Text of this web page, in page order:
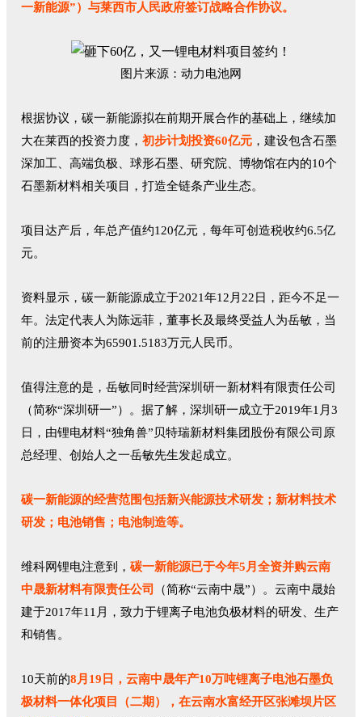
一新能源”）与莱西市人民政府签订战略合作协议。
图片来源：动力电池网
根据协议，碳一新能源拟在前期开展合作的基础上，继续加
大在莱西的投资力度， 初步计划投资60亿元 ，建设包含石墨
深加工、高端负极、球形石墨、研究院、博物馆在内的10个
石墨新材料相关项目，打造全链条产业生态。
项目达产后，年总产值约120亿元，每年可创造税收约6.5亿
元。
资料显示，碳一新能源成立于2021年12月22日，距今不足一
年。法定代表人为陈远菲，董事长及最终受益人为岳敏，当
前的注册资本为65901.5183万元人民币。
值得注意的是，岳敏同时经营深圳研一新材料有限责任公司
（简称“深圳研一”）。据了解，深圳研一成立于2019年1月3
日，由锂电材料“独角兽”贝特瑞新材料集团股份有限公司原
总经理、创始人之一岳敏先生发起成立。
碳一新能源的经营范围包括新兴能源技术研发；新材料技术
研发；电池销售；电池制造等。
维科网锂电注意到， 碳一新能源已于今年5月全资并购云南
中晟新材料有限责任公司
（简称“云南中晟”）。云南中晟始
建于2017年11月，致力于锂离子电池负极材料的研发、生产
和销售。
10天前的8月19日，云南中晟年产10万吨锂离子电池石墨负
极材料一体化项目（二期），在云南水富经开区张滩坝片区